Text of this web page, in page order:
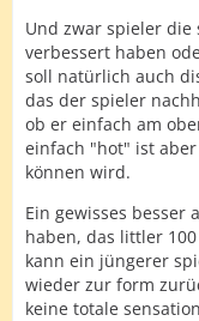
Und zwar spieler
verbessert haben
soll natürlich auch
das der spieler
ob er einfach am
einfach "hot" ist
können wird.
Ein gewisses besser
haben, das littler
kann ein jüngerer
wieder zur form
keine totale